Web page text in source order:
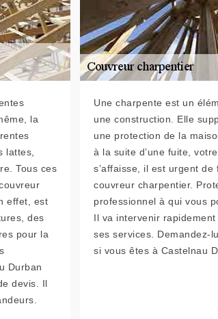
la
lattes,
Tous ces
effet, est
des
pour la
Durban
devis. Il
Une charpente est un
une construction. Elle
une protection de la
à la suite d’une fuite,
s’affaisse, il est urgent de
couvreur charpentier.
professionnel à qui vous
Il va intervenir
ses services. Demandez-
si vous êtes à Castelnau